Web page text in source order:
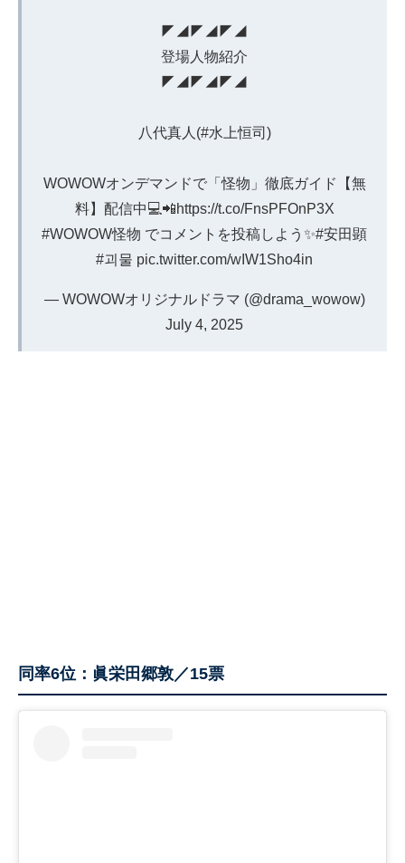
◤◢◤◢◤◢
登場人物紹介
◤◢◤◢◤◢
八代真人(#水上恒司 )
WOWOWオンデマンドで「怪物」徹底ガイド【無
料】配信中💻📲https://t.co/FnsPFOnP3X
#WOWOW怪物 でコメントを投稿しよう✨#安田顕
#괴물 pic.twitter.com/wIW1Sho4in
— WOWOWオリジナルドラマ (@drama_wowow)
July 4, 2025
同率6位：眞栄田郷敦／15票